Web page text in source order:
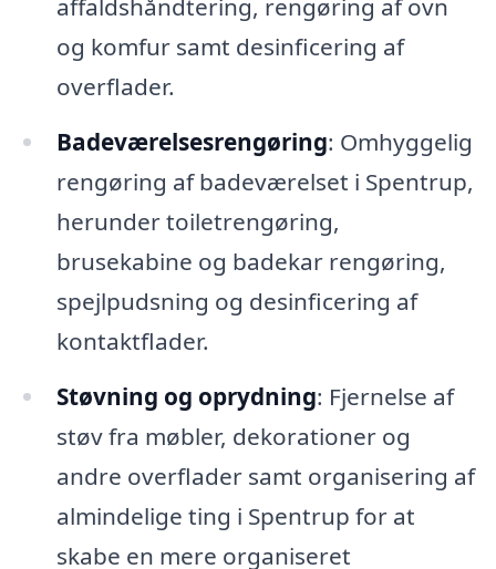
affaldshåndtering, rengøring af ovn
og komfur samt desinficering af
overflader.
Badeværelsesrengøring: Omhyggelig
rengøring af badeværelset i Spentrup,
herunder toiletrengøring,
brusekabine og badekar rengøring,
spejlpudsning og desinficering af
kontaktflader.
Støvning og oprydning: Fjernelse af
støv fra møbler, dekorationer og
andre overflader samt organisering af
almindelige ting i Spentrup for at
skabe en mere organiseret